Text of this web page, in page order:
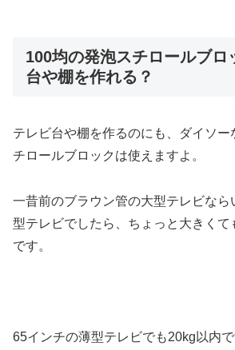
100均の発泡スチロールブロ
台や棚を作れる？
テレビ台や棚を作るのにも、ダイソー
チロールブロックは使えますよ。
一昔前のブラウン管の大型テレビなら
型テレビでしたら、ちょっと大きくて
です。
65インチの薄型テレビでも20kg以内